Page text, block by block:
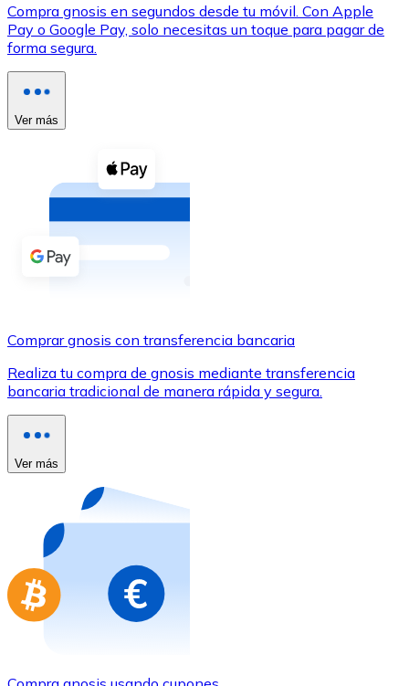
XRP
XRP
Ver todo
Compra criptomonedas con efectivo en tu tienda más
Comprar con efectivo
Transferencia SEPA
Utiliza tarjetas Visa y Mastercard para comprar
Comprar con tarjeta
Compra tarjetas regalo de tus marcas favoritas con
Ir a la tienda de tarjetas regalo
Compra gnosis en segundos desde tu móvil. Con Apple
Pay o Google Pay, solo necesitas un toque para pagar de
forma segura.
Ver más
Comprar gnosis con transferencia bancaria
Realiza tu compra de gnosis mediante transferencia
bancaria tradicional de manera rápida y segura.
Ver más